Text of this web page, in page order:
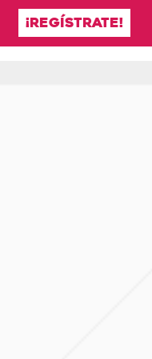
¡REGÍSTRATE!